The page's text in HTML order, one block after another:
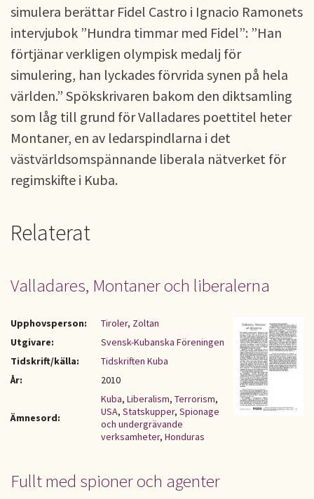
simulera berättar Fidel Castro i Ignacio Ramonets
intervjubok ”Hundra timmar med Fidel”: ”Han
förtjänar verkligen olympisk medalj för
simulering, han lyckades förvrida synen på hela
världen.” Spökskrivaren bakom den diktsamling
som låg till grund för Valladares poettitel heter
Montaner, en av ledarspindlarna i det
västvärldsomspännande liberala nätverket för
regimskifte i Kuba.
Relaterat
Valladares, Montaner och liberalerna
Upphovsperson:
Tiroler, Zoltan
Utgivare:
Svensk-Kubanska Föreningen
Tidskrift/källa:
Tidskriften Kuba
År:
2010
Ämnesord:
Kuba, Liberalism, Terrorism,
USA, Statskupper, Spionage
och undergrävande
verksamheter, Honduras
Fullt med spioner och agenter